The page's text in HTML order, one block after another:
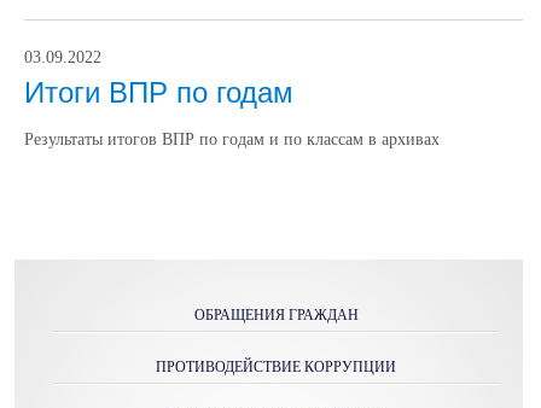
03.09.2022
Итоги ВПР по годам
Результаты итогов ВПР по годам и по классам в архивах
ОБРАЩЕНИЯ ГРАЖДАН
ПРОТИВОДЕЙСТВИЕ КОРРУПЦИИ